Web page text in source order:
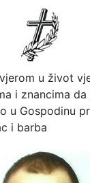
u život
i znancima da
u Gospodinu
i barba